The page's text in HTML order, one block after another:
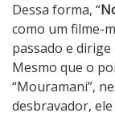
Dessa forma, “
como um filme-
passado e
Mesmo que o
“Mouramani”,
desbravador,